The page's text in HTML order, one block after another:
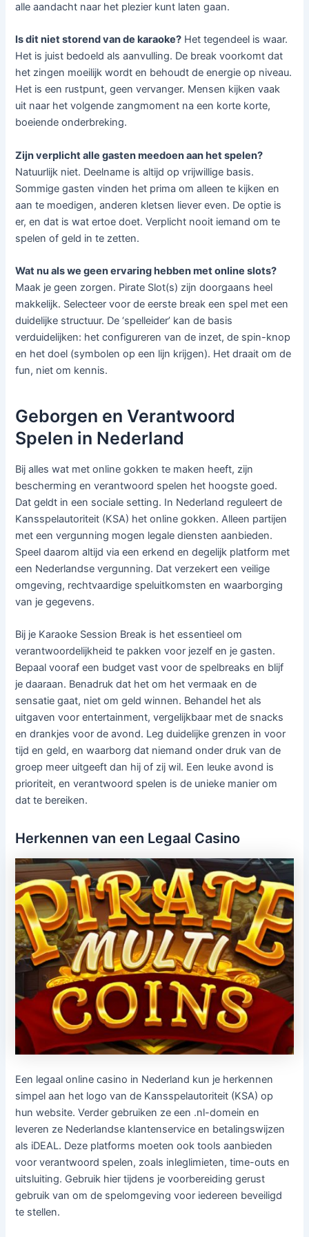
alle aandacht naar het plezier kunt laten gaan.
Is dit niet storend van de karaoke? Het tegendeel is waar.
Het is juist bedoeld als aanvulling. De break voorkomt dat
het zingen moeilijk wordt en behoudt de energie op niveau.
Het is een rustpunt, geen vervanger. Mensen kijken vaak
uit naar het volgende zangmoment na een korte korte,
boeiende onderbreking.
Zijn verplicht alle gasten meedoen aan het spelen?
Natuurlijk niet. Deelname is altijd op vrijwillige basis.
Sommige gasten vinden het prima om alleen te kijken en
aan te moedigen, anderen kletsen liever even. De optie is
er, en dat is wat ertoe doet. Verplicht nooit iemand om te
spelen of geld in te zetten.
Wat nu als we geen ervaring hebben met online slots?
Maak je geen zorgen. Pirate Slot(s) zijn doorgaans heel
makkelijk. Selecteer voor de eerste break een spel met een
duidelijke structuur. De ‘spelleider’ kan de basis
verduidelijken: het configureren van de inzet, de spin-knop
en het doel (symbolen op een lijn krijgen). Het draait om de
fun, niet om kennis.
Geborgen en Verantwoord
Spelen in Nederland
Bij alles wat met online gokken te maken heeft, zijn
bescherming en verantwoord spelen het hoogste goed.
Dat geldt in een sociale setting. In Nederland reguleert de
Kansspelautoriteit (KSA) het online gokken. Alleen partijen
met een vergunning mogen legale diensten aanbieden.
Speel daarom altijd via een erkend en degelijk platform met
een Nederlandse vergunning. Dat verzekert een veilige
omgeving, rechtvaardige speluitkomsten en waarborging
van je gegevens.
Bij je Karaoke Session Break is het essentieel om
verantwoordelijkheid te pakken voor jezelf en je gasten.
Bepaal vooraf een budget vast voor de spelbreaks en blijf
je daaraan. Benadruk dat het om het vermaak en de
sensatie gaat, niet om geld winnen. Behandel het als
uitgaven voor entertainment, vergelijkbaar met de snacks
en drankjes voor de avond. Leg duidelijke grenzen in voor
tijd en geld, en waarborg dat niemand onder druk van de
groep meer uitgeeft dan hij of zij wil. Een leuke avond is
prioriteit, en verantwoord spelen is de unieke manier om
dat te bereiken.
Herkennen van een Legaal Casino
Een legaal online casino in Nederland kun je herkennen
simpel aan het logo van de Kansspelautoriteit (KSA) op
hun website. Verder gebruiken ze een .nl-domein en
leveren ze Nederlandse klantenservice en betalingswijzen
als iDEAL. Deze platforms moeten ook tools aanbieden
voor verantwoord spelen, zoals inleglimieten, time-outs en
uitsluiting. Gebruik hier tijdens je voorbereiding gerust
gebruik van om de spelomgeving voor iedereen beveiligd
te stellen.